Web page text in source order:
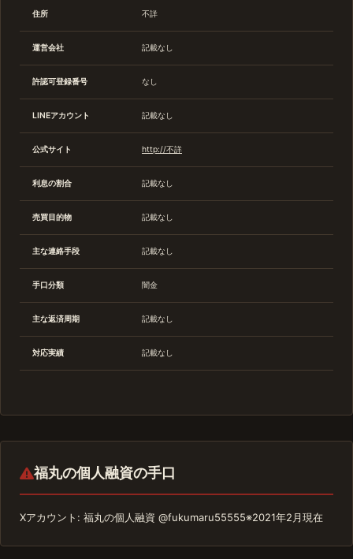
住所 不詳
運営会社 記載なし
許認可登録番号 なし
LINEアカウント 記載なし
公式サイト http://不詳
利息の割合 記載なし
売買目的物 記載なし
主な連絡手段 記載なし
手口分類 闇金
主な返済周期 記載なし
対応実績 記載なし
福丸の個人融資の手口
Xアカウント: 福丸の個人融資 @fukumaru55555※2021年2月現在